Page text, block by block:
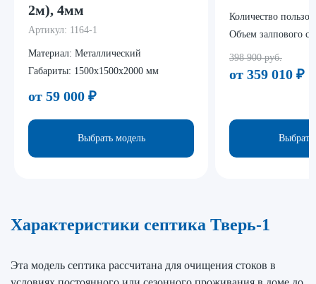
2м), 4мм
Артикул: 1164-1
Материал: Металлический
Габариты: 1500х1500х2000 мм
от 59 000 ₽
Выбрать модель
Количество
Объем залпового
398 900 руб.
от 359 010 ₽
Выбрать
Характеристики септика Тверь-1
Эта модель септика рассчитана для очищения стоков в